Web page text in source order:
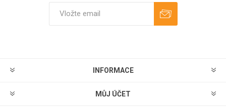
INFORMACE
MŮJ ÚČET